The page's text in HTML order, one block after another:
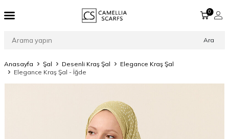
Ara
0
Anasayfa Şal Desenli Kraş Şal
Elegance Kraş Şal
Elegance Kraş Şal - İğde